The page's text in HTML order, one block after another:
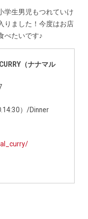
学生男児もつれていけ
りました！今度はお店
べたいです♪
（ナナマル
）/Dinner